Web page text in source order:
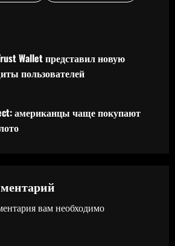
Wallet представил новую
пользователей
американцы чаще покупают
вам необходимо